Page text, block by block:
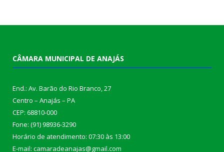
CÂMARA MUNICIPAL DE ANAJÁS
End.: Av. Barão do Rio Branco, 27
Centro – Anajás – PA
CEP: 68810-000
Fone: (91) 98936-3290
Horário de atendimento: 07:30 às 13:00
E-mail: camaradeanajas@gmail.com